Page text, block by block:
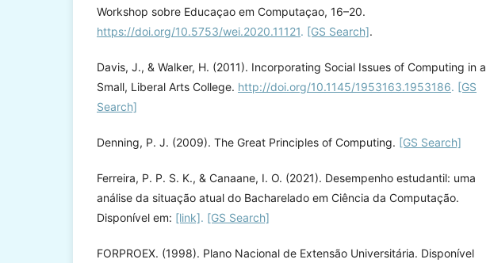
Workshop sobre Educaçao em Computaçao, 16–20.
https://doi.org/10.5753/wei.2020.11121. [GS Search].
Davis, J., & Walker, H. (2011). Incorporating Social Issues of Computing in a
Small, Liberal Arts College. http://doi.org/10.1145/1953163.1953186. [GS
Search]
Denning, P. J. (2009). The Great Principles of Computing. [GS Search]
Ferreira, P. P. S. K., & Canaane, I. O. (2021). Desempenho estudantil: uma
análise da situação atual do Bacharelado em Ciência da Computação.
Disponível em: [link]. [GS Search]
FORPROEX. (1998). Plano Nacional de Extensão Universitária. Disponível